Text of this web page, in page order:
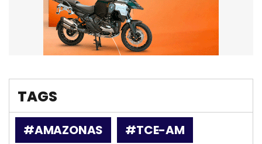
TAGS
#AMAZONAS
#TCE-AM